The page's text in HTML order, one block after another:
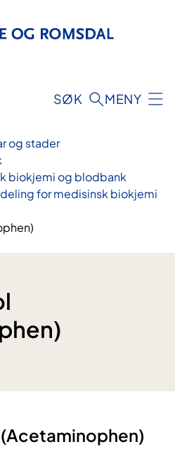
SØK MENY
og stader
biokjemi og blodbank
for medisinsk biokjemi